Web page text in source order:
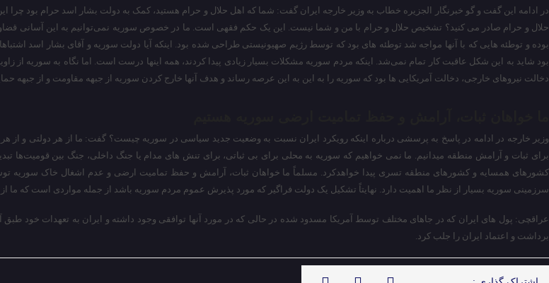
در ادامه این گفت و گو خبرنگار الجزیره خطاب به وزیر خارجه ایران گفت: شما که اهل حلال و حرام هستید، کمک به دولت بشار اسد حرام بود چرا
حلال و حرام صادر می کنید؟ تشخیص حلال و حرام با من و شما نیست. این یک حکم فقهی است. ما در خصوص سوریه نمی‌توانیم به این آسانی
بوده و توطئه هایی که با آنها مواجه شد توطئه های بود که توسط رژیم صهیونیستی طراحی شده بود. اینکه آیا دولت سوریه و آقای بشار اسد
بود شاید به این شکل عاقبت کار تمام نمی‌شد. اینکه مردم سوریه مشکلات بسیار زیادی پیدا کردند، همه اینها درست است. اما نگاه به سوریه از
دخالت نیروهای خارجی، دخالت آمریکایی ها بود که سوریه را به این به این عرصه رساند و هدف آنها خارج کردن سوریه از جبهه مقاومت و از جبهه
وزیر خارجه در ادامه در پاسخ به پرسشی درباره اینکه رویکرد ایران نسبت به وضعیت جدید سیاسی در سوریه چیست؟ گفت: ما از هر دولتی و از
برای ثبات و آرامش منطقه میدانیم. ما نمی خواهیم که سوریه به محلی برای بی ثباتی، برای تنش های مدام یا جنگ داخلی، جنگ بین قومیت‌ها
کشورهای همسایه و کشورهای منطقه تسری پیدا خواهدکرد. مسلماً ما خواهان ثبات، آرامش و حفظ تمامیت ارضی و عدم اشغال خاک
سرزمینی سوریه بسیار از نظر ما اهمیت دارد. نهایتاً تشکیل یک دولت فراگیر که مورد پذیرش عموم مردم سوریه باشد از جمله مواردی است که ما
عراقچی: پول های ایران که در جاهای مختلف توسط آمریکا مسدود شده در حالی که در مورد آنها توافقی وجود داشته و ایران به تعهدات خود
برداشت و اعتماد ایران را جلب کرد.